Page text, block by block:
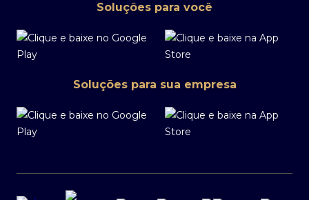
Soluções para você
Soluções para sua empresa